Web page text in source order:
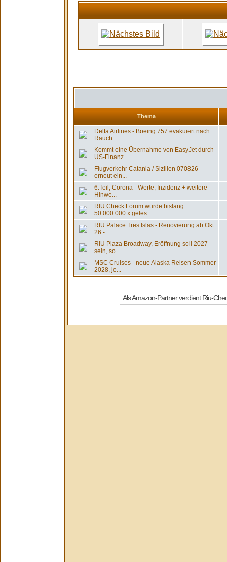
Thema
Delta Airlines - Boeing 757 evakuiert nach
Rauch...
Kommt eine Übernahme von EasyJet durch
US-Finanz...
Flugverkehr Catania / Sizilien 070826
erneut ein...
6.Teil, Corona - Werte, Inzidenz + weitere
Hinwe...
RIU Check Forum wurde bislang
50.000.000 x geles...
RIU Palace Tres Islas - Renovierung ab Okt.
26 -...
RIU Plaza Broadway, Eröffnung soll 2027
sein, so...
MSC Cruises - neue Alaska Reisen Sommer
2028, je...